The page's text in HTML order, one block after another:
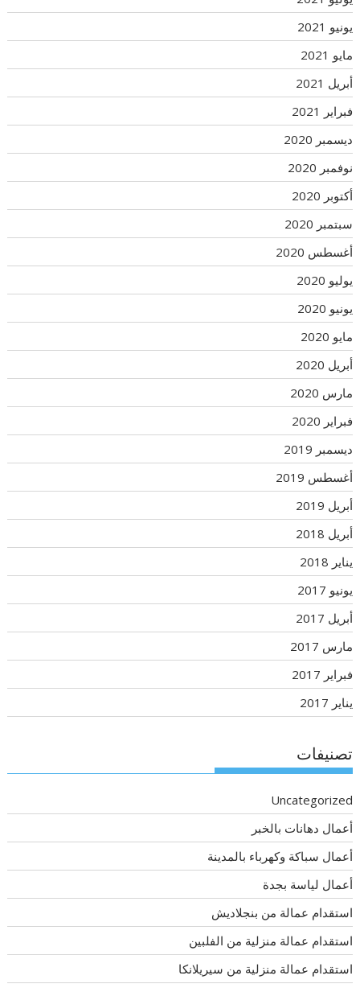
يونيو 2021
مايو 2021
أبريل 2021
فبراير 2021
ديسمبر 2020
نوفمبر 2020
أكتوبر 2020
سبتمبر 2020
أغسطس 2020
يوليو 2020
يونيو 2020
مايو 2020
أبريل 2020
مارس 2020
فبراير 2020
ديسمبر 2019
أغسطس 2019
أبريل 2019
أبريل 2018
يناير 2018
يونيو 2017
أبريل 2017
مارس 2017
فبراير 2017
يناير 2017
تصنيفات
Uncategorized
أعمال دهانات بالخبر
أعمال سباكة وكهرباء بالمدينة
أعمال لياسة بجدة
استقدام عمالة من بنجلاديش
استقدام عمالة منزلية من الفلبين
استقدام عمالة منزلية من سيريلانكا